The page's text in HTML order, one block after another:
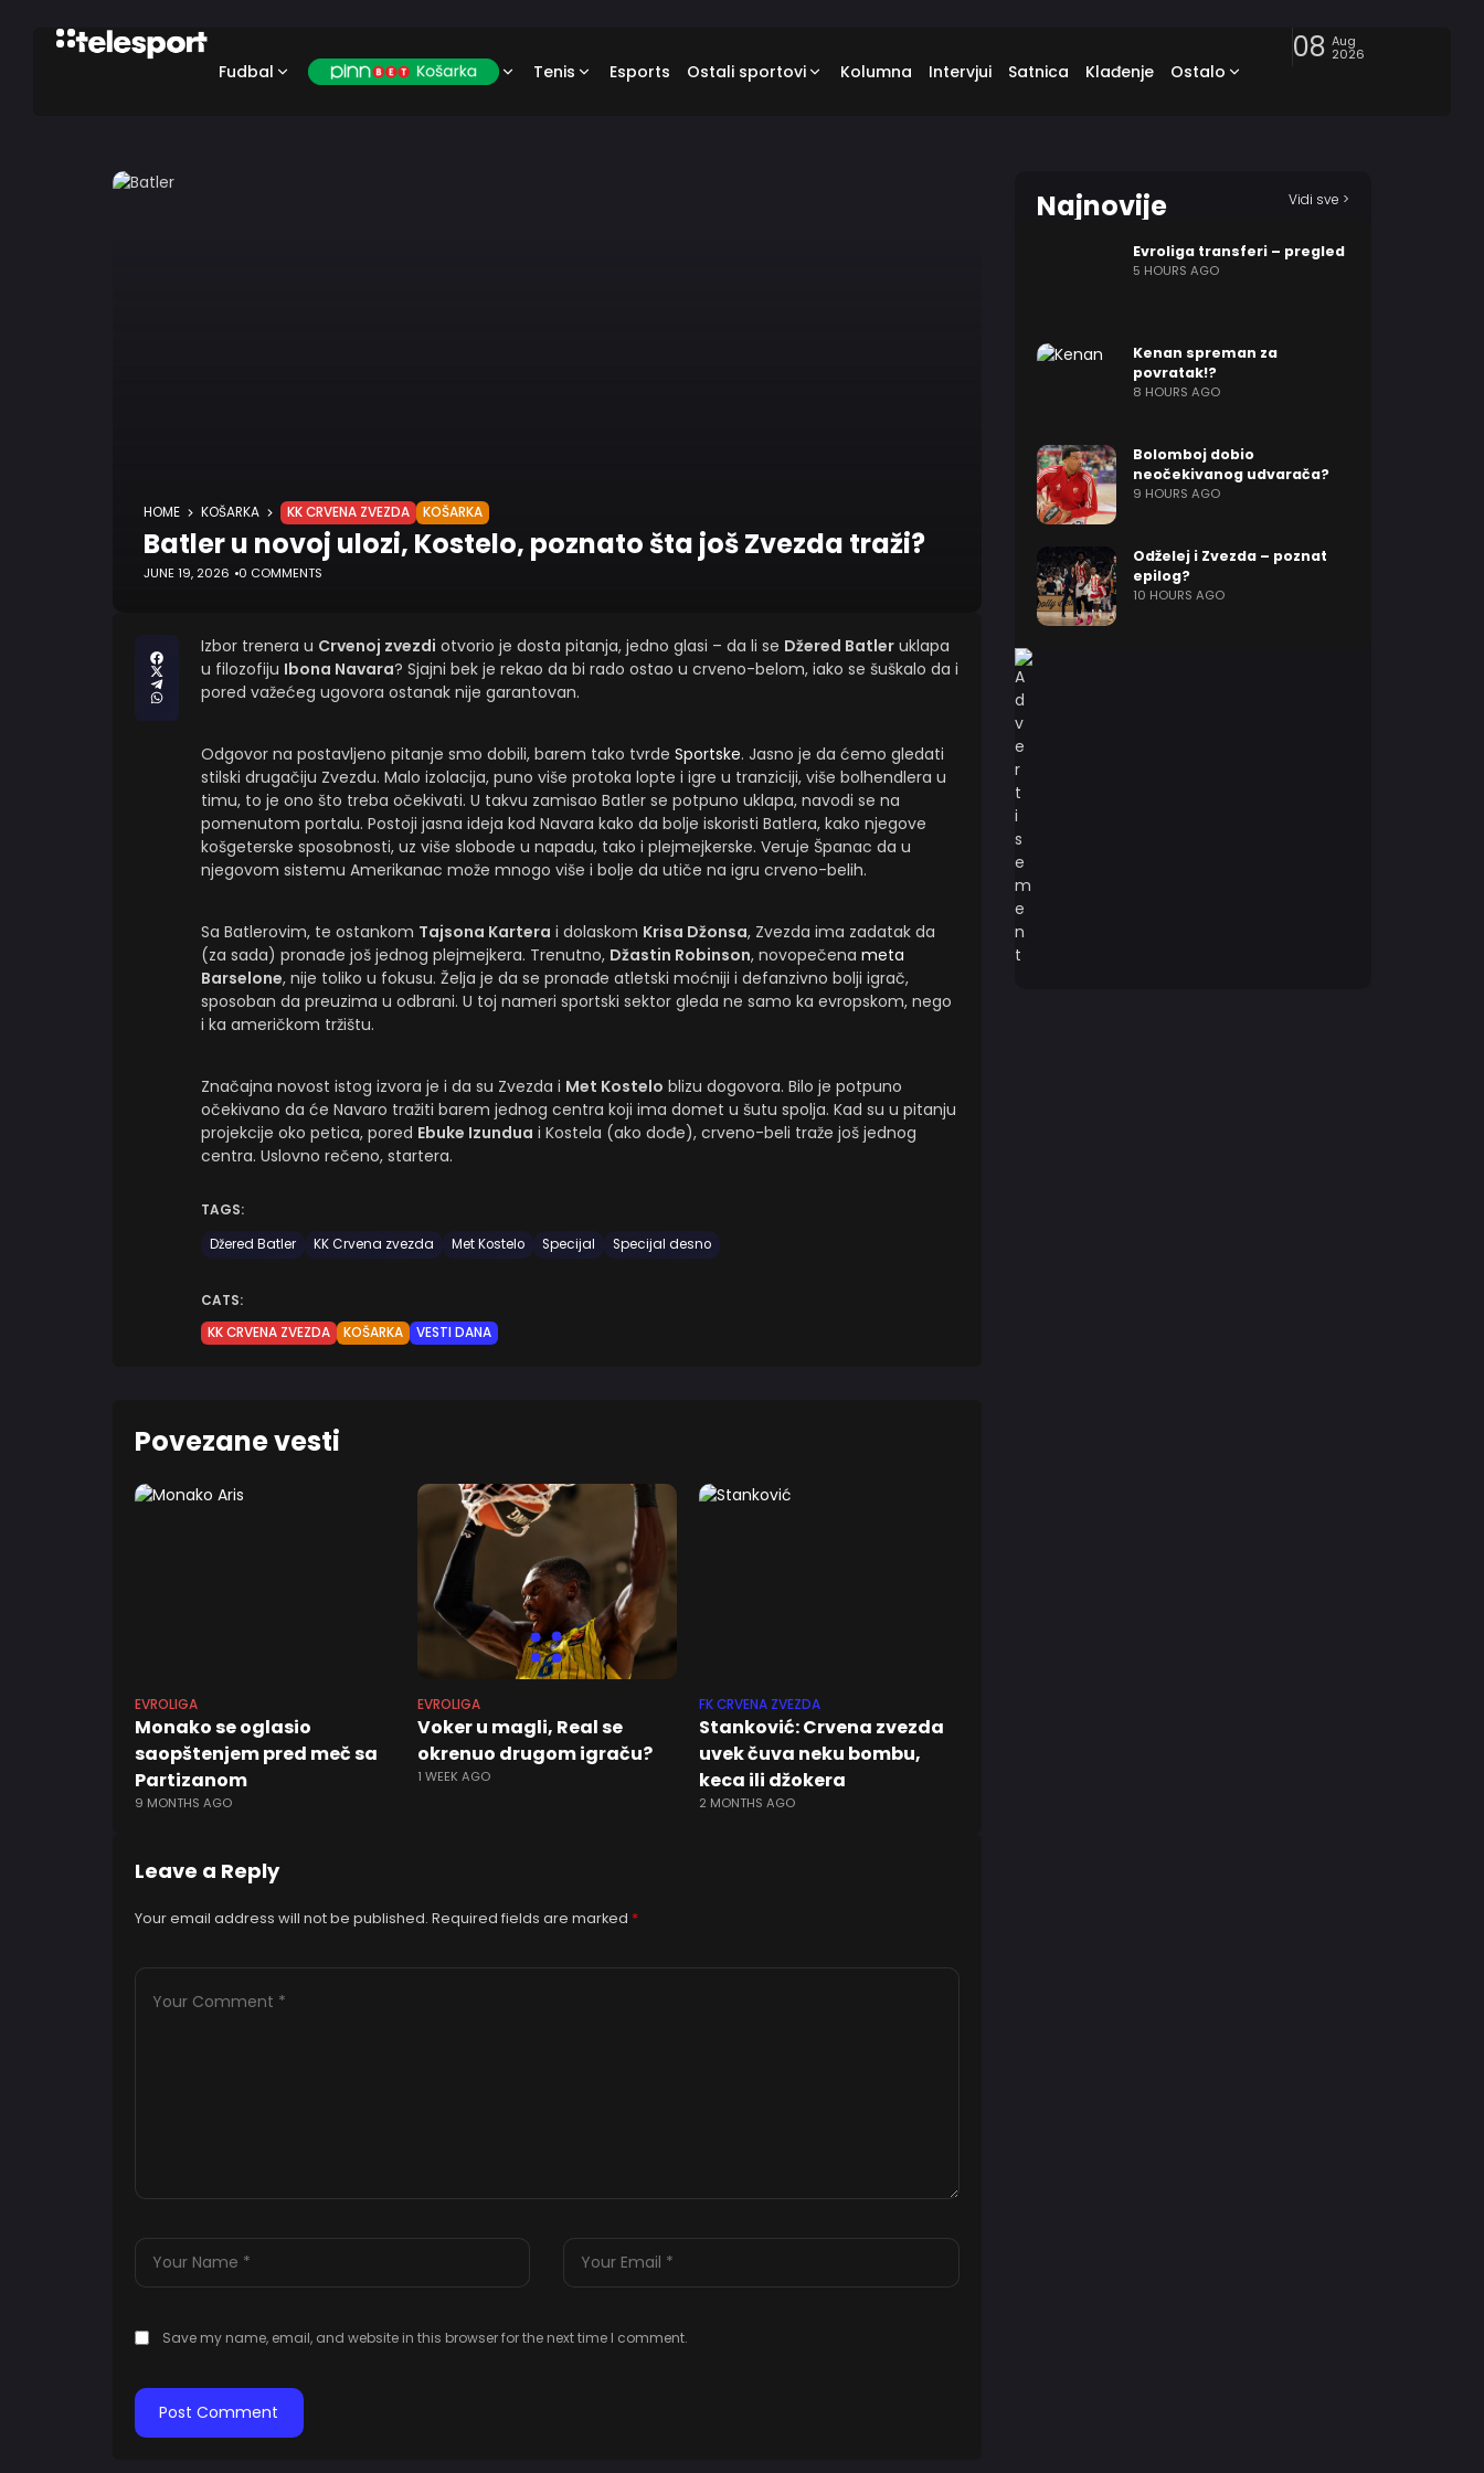
Fudbal Tenis Esports Ostali sportovi Kolumna Intervjui Satnica Klađenje Ostalo
08 Aug
2026
HOME KOŠARKA KK CRVENA ZVEZDA KOŠARKA
Batler u novoj ulozi, Kostelo, poznato šta još Zvezda traži?
JUNE 19, 2026 0 COMMENTS
Izbor trenera u Crvenoj zvezdi otvorio je dosta pitanja, jedno glasi – da li se Džered Batler uklapa
u filozofiju Ibona Navara? Sjajni bek je rekao da bi rado ostao u crveno-belom, iako se šuškalo da i
pored važećeg ugovora ostanak nije garantovan.
Odgovor na postavljeno pitanje smo dobili, barem tako tvrde Sportske. Jasno je da ćemo gledati
stilski drugačiju Zvezdu. Malo izolacija, puno više protoka lopte i igre u tranziciji, više bolhendlera u
timu, to je ono što treba očekivati. U takvu zamisao Batler se potpuno uklapa, navodi se na
pomenutom portalu. Postoji jasna ideja kod Navara kako da bolje iskoristi Batlera, kako njegove
košgeterske sposobnosti, uz više slobode u napadu, tako i plejmejkerske. Veruje Španac da u
njegovom sistemu Amerikanac može mnogo više i bolje da utiče na igru crveno-belih.
Sa Batlerovim, te ostankom Tajsona Kartera i dolaskom Krisa Džonsa, Zvezda ima zadatak da
(za sada) pronađe još jednog plejmejkera. Trenutno, Džastin Robinson, novopečena meta
Barselone, nije toliko u fokusu. Želja je da se pronađe atletski moćniji i defanzivno bolji igrač,
sposoban da preuzima u odbrani. U toj nameri sportski sektor gleda ne samo ka evropskom, nego
i ka američkom tržištu.
Značajna novost istog izvora je i da su Zvezda i Met Kostelo blizu dogovora. Bilo je potpuno
očekivano da će Navaro tražiti barem jednog centra koji ima domet u šutu spolja. Kad su u pitanju
projekcije oko petica, pored Ebuke Izundua i Kostela (ako dođe), crveno-beli traže još jednog
centra. Uslovno rečeno, startera.
TAGS:
Džered Batler
KK Crvena zvezda Met Kostelo Specijal Specijal desno
CATS:
KK CRVENA ZVEZDA
KOŠARKA VESTI DANA
Povezane vesti
EVROLIGA
Monako se oglasio
saopštenjem pred meč sa
Partizanom
9 MONTHS AGO
EVROLIGA
Voker u magli, Real se
okrenuo drugom igraču?
1 WEEK AGO
FK CRVENA ZVEZDA
Stanković: Crvena zvezda
uvek čuva neku bombu,
keca ili džokera
2 MONTHS AGO
Leave a Reply
Your email address will not be published. Required fields are marked *
Save my name, email, and website in this browser for the next time I comment.
Najnovije Vidi sve >
Evroliga transferi – pregled
5 HOURS AGO
Kenan spreman za
povratak!?
8 HOURS AGO
Bolomboj dobio
neočekivanog udvarača?
9 HOURS AGO
Odželej i Zvezda – poznat
epilog?
10 HOURS AGO